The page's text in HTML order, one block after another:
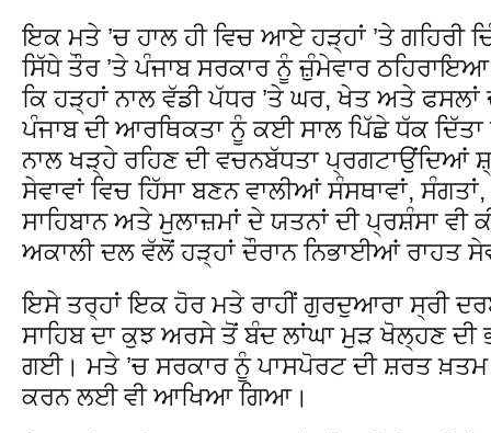
ਇਕ ਮਤੇ ’ਚ ਹਾਲ ਹੀ ਵਿਚ ਆਏ ਹੜ੍ਹਾਂ ’ਤੇ
ਸਿੱਧੇ ਤੌਰ ’ਤੇ ਪੰਜਾਬ ਸਰਕਾਰ ਨੂੰ ਜ਼ੁੰਮੇਵਾਰ
ਕਿ ਹੜ੍ਹਾਂ ਨਾਲ ਵੱਡੀ ਪੱਧਰ ’ਤੇ ਘਰ, ਖੇਤ ਅਤੇ
ਪੰਜਾਬ ਦੀ ਆਰਥਿਕਤਾ ਨੂੰ ਕਈ ਸਾਲ ਪਿੱਛੇ ਧੱਕ
ਨਾਲ ਖੜ੍ਹੇ ਰਹਿਣ ਦੀ ਵਚਨਬੱਧਤਾ ਪ੍ਰਗਟਾਉਂਦਿਆਂ
ਸੇਵਾਵਾਂ ਵਿਚ ਹਿੱਸਾ ਬਣਨ ਵਾਲੀਆਂ ਸੰਸਥਾਵਾਂ,
ਸਾਹਿਬਾਨ ਅਤੇ ਮੁਲਾਜ਼ਮਾਂ ਦੇ ਯਤਨਾਂ ਦੀ ਪ੍ਰਸ਼ੰਸਾ ਵੀ
ਅਕਾਲੀ ਦਲ ਵੱਲੋਂ ਹੜ੍ਹਾਂ ਦੌਰਾਨ ਨਿਭਾਈਆਂ ਰਾਹਤ
ਇਸੇ ਤਰ੍ਹਾਂ ਇਕ ਹੋਰ ਮਤੇ ਰਾਹੀਂ ਗੁਰਦੁਆਰਾ ਸ੍ਰੀ
ਸਾਹਿਬ ਦਾ ਕੁਝ ਅਰਸੇ ਤੋਂ ਬੰਦ ਲਾਂਘਾ ਮੁੜ ਖੋਲ੍ਹਣ ਦੀ
ਗਈ। ਮਤੇ ’ਚ ਸਰਕਾਰ ਨੂੰ ਪਾਸਪੋਰਟ ਦੀ ਸ਼ਰਤ
ਕਰਨ ਲਈ ਵੀ ਆਖਿਆ ਗਿਆ।